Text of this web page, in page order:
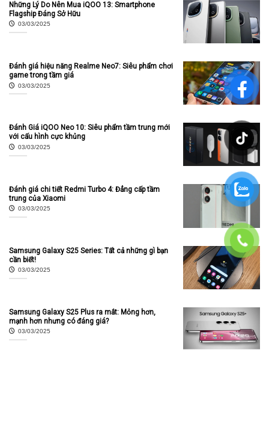
Những Lý Do Nên Mua iQOO 13: Smartphone
Flagship Đáng Sở Hữu
03/03/2025
Đánh giá hiệu năng Realme Neo7: Siêu phẩm chơi
game trong tầm giá
03/03/2025
Đánh Giá iQOO Neo 10: Siêu phẩm tầm trung mới
với cấu hình cực khủng
03/03/2025
Đánh giá chi tiết Redmi Turbo 4: Đẳng cấp tầm
trung của Xiaomi
03/03/2025
Samsung Galaxy S25 Series: Tất cả những gì bạn
cần biết!
03/03/2025
Samsung Galaxy S25 Plus ra mắt: Mỏng hơn,
mạnh hơn nhưng có đáng giá?
03/03/2025